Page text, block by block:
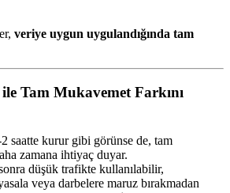
veriye uygun uygulandığında tam
Tam Mukavemet Farkını
saatte kurur gibi görünse de, tam
zamana ihtiyaç duyar.
düşük trafikte kullanılabilir,
veya darbelere maruz bırakmadan